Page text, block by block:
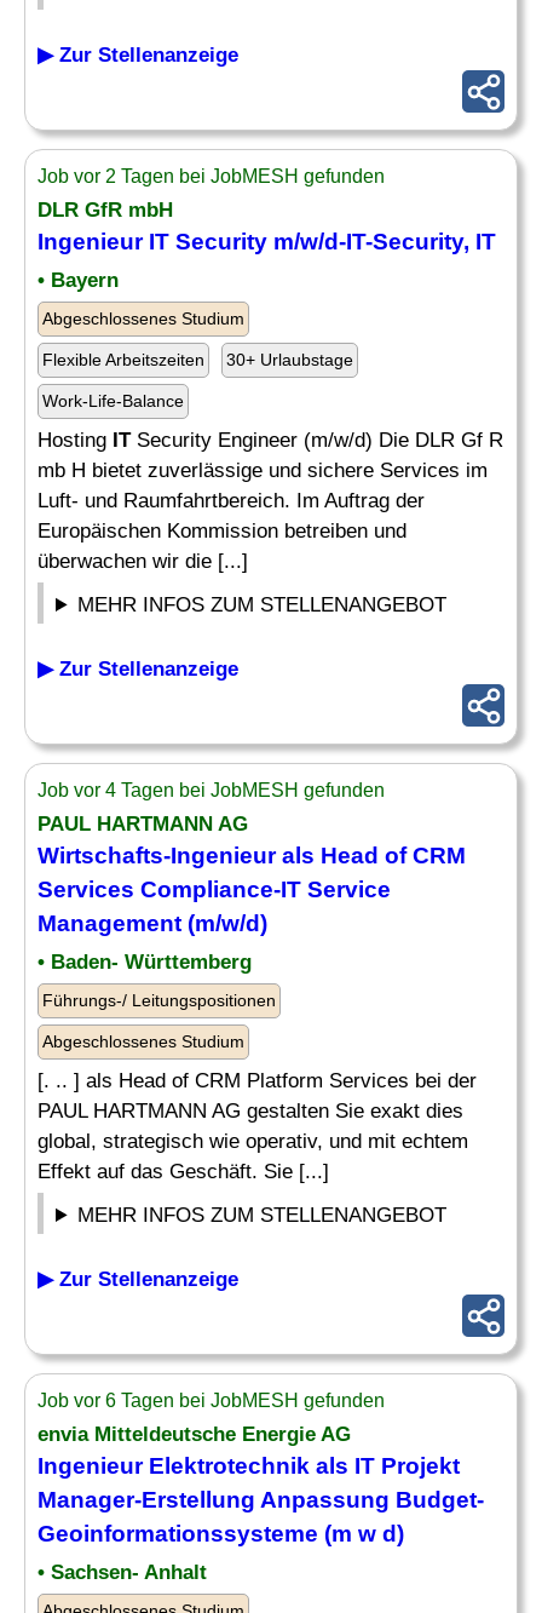
▶ Zur Stellenanzeige
Job vor 2 Tagen bei JobMESH gefunden
DLR GfR mbH
Ingenieur IT Security m/w/d-IT-Security, IT
• Bayern
Abgeschlossenes Studium
Flexible Arbeitszeiten 30+ Urlaubstage
Work-Life-Balance
Hosting ITSecurity Engineer (m/w/d) Die DLR Gf R
mb H bietet zuverlässige und sichere Services im
Luft- und Raumfahrtbereich. Im Auftrag der
Europäischen Kommission betreiben und
überwachen wir die [...]
MEHR INFOS ZUM STELLENANGEBOT
▶ Zur Stellenanzeige
Job vor 4 Tagen bei JobMESH gefunden
PAUL HARTMANN AG
Wirtschafts-Ingenieurals Head of CRM
Services Compliance-IT Service
Management (m/w/d)
• Baden- Württemberg
Führungs-/ Leitungspositionen
Abgeschlossenes Studium
[. .. ] als Head of CRM Platform Services bei der
PAUL HARTMANN AG gestalten Sie exakt dies
global, strategisch wie operativ, und mit echtem
Effekt auf das Geschäft. Sie [...]
MEHR INFOS ZUM STELLENANGEBOT
▶ Zur Stellenanzeige
Job vor 6 Tagen bei JobMESH gefunden
envia Mitteldeutsche Energie AG
IngenieurElektrotechnik als IT Projekt
Manager-Erstellung Anpassung Budget-
Geoinformationssysteme (m w d)
• Sachsen- Anhalt